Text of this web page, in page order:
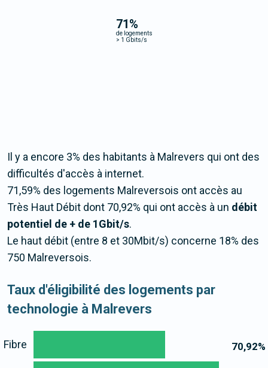
71%
de logements
> 1 Gbits/s
Il y a encore 3% des habitants à Malrevers qui ont des
difficultés d'accès à internet.
71,59% des logements Malreversois ont accès au
Très Haut Débit dont 70,92% qui ont accès à un débit
potentiel de + de 1Gbit/s.
Le haut débit (entre 8 et 30Mbit/s) concerne 18% des
750 Malreversois.
Taux d'éligibilité des logements par
technologie à Malrevers
70,92%
Fibre